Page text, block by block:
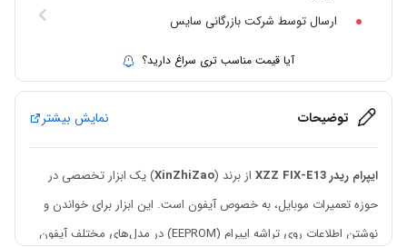
ارسال توسط شرکت بازرگانی سایس
آیا قیمت مناسب تری سراغ دارید؟
توضیحات نمایش بیشتر
ایپرام ریدر XZZ FIX-E13 از برند (XinZhiZao) یک ابزار تخصصی در
حوزه تعمیرات موبایل، به خصوص آیفون است. این ابزار برای خواندن و
نوشتن اطلاعات روی تراشه ایپرام (EEPROM) در مدل‌های مختلف آیفون